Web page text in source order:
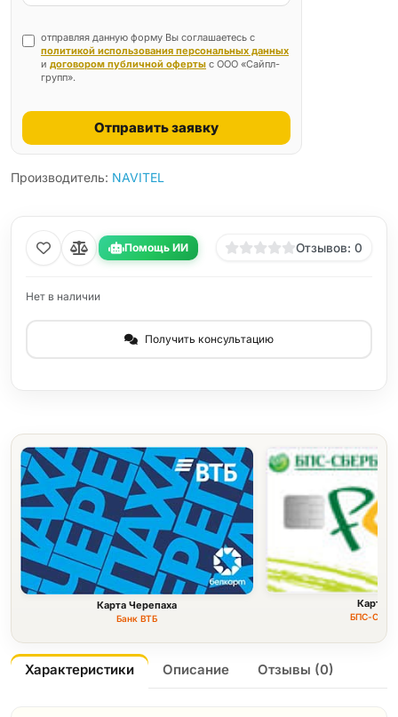
отправляя данную форму Вы соглашаетесь с
политикой использования персональных данных
и договором публичной оферты с ООО «Сайпл-
групп».
Отправить заявку
Производитель: NAVITEL
Помощь ИИ Отзывов: 0
Нет в наличии
Получить консультацию
Карта Черепаха
Банк ВТБ
Карта
БПС-
Характеристики Описание Отзывы (0)